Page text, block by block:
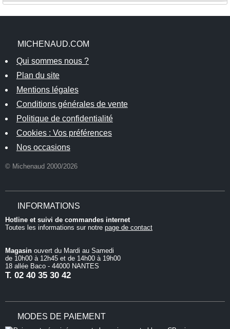
MICHENAUD.COM
Qui sommes nous ?
Plan du site
Mentions légales
Conditions générales de vente
Politique de confidentialité
Cookies : Vos préférences
Nos occasions
© Michenaud 2000/2026
INFORMATIONS
Hotline et suivi de commandes internet
Toutes les informations sur notre page de contact
Magasin ouvert du Mardi au Samedi
de 10h00 à 12h45 et de 14h00 à 19h00
18 allée Baco - 44000 NANTES
T. 02 40 35 30 42
MODES DE PAIEMENT